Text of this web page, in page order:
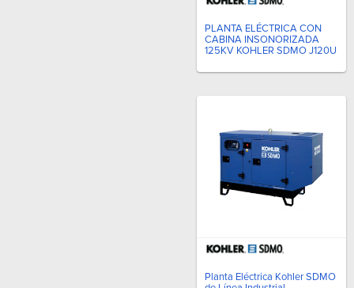
PLANTA ELÉCTRICA CON
CABINA INSONORIZADA
125KV KOHLER SDMO J120U
Planta Eléctrica Kohler SDMO